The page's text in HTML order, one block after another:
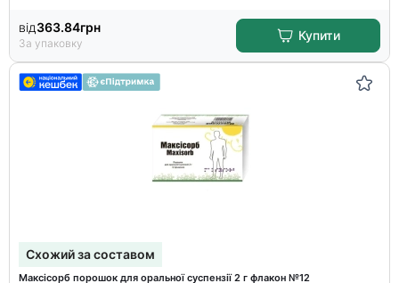
від363.84грн
За упаковку
Купити
Схожий за составом
Максісорб порошок для оральної суспензії 2 г флакон №12